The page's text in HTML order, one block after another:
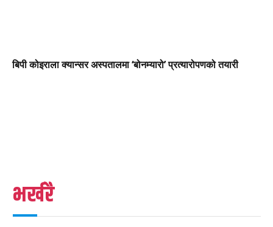
बिपी कोइराला क्यान्सर अस्पतालमा ‘बोनम्यारो’ प्रत्यारोपणको तयारी
भर्खरै